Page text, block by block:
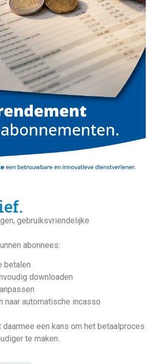
gebruiksvriendelijke
abonnees:
betalen
downloaden
naar automatische incasso
daarmee een kans om het betaalproces
te maken.